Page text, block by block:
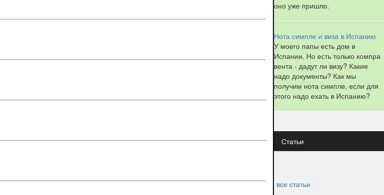
оно уже пришло.
Нота симпле и виза в Испанию
У моего папы есть дом в
Испании. Но есть только компра
вента - дадут ли визу? Какие
надо документы? Как мы
получим нота симпле, если для
этого надо ехать в Испанию?
Статьи
все статьи